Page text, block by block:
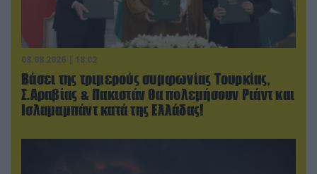
08.08.2026 | 18:02
Βάσει της τριμερούς συμφωνίας Τουρκίας,
Σ.Αραβίας & Πακιστάν θα πολεμήσουν Ριάντ και
Ισλαμαμπάντ κατά της Ελλάδας!